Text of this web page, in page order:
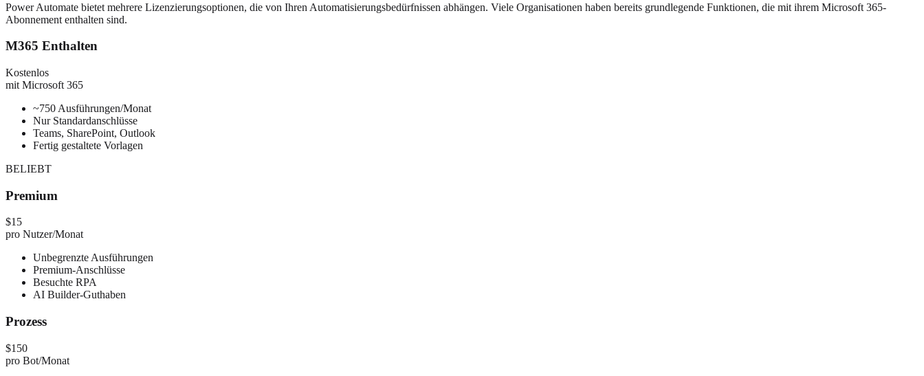
Power Automate bietet mehrere Lizenzierungsoptionen, die von Ihren Automatisierungsbedürfnissen abhängen. Viele Organisationen haben bereits grundlegende Funktionen, die mit ihrem Microsoft 365-
Abonnement enthalten sind.
M365 Enthalten
Kostenlos
mit Microsoft 365
~750 Ausführungen/Monat
Nur Standardanschlüsse
Teams, SharePoint, Outlook
Fertig gestaltete Vorlagen
BELIEBT
Premium
$15
pro Nutzer/Monat
Unbegrenzte Ausführungen
Premium-Anschlüsse
Besuchte RPA
AI Builder-Guthaben
Prozess
$150
pro Bot/Monat